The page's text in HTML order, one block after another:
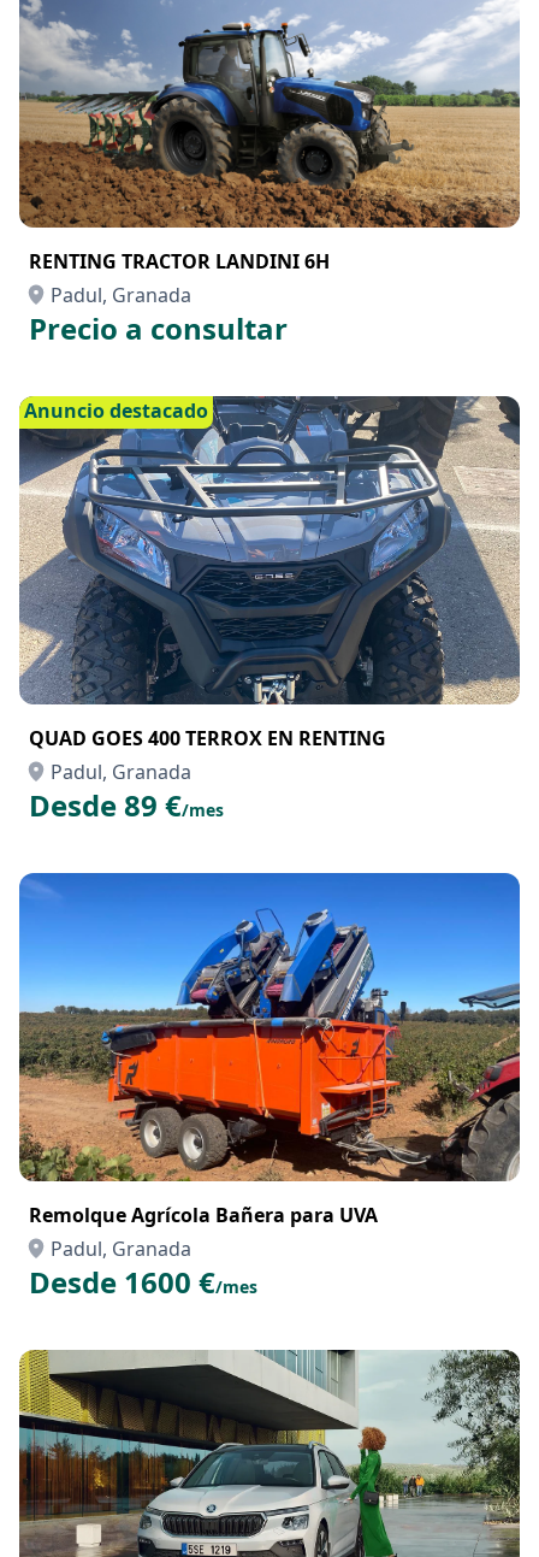
RENTING TRACTOR LANDINI 6H
Padul, Granada
Precio a consultar
Anuncio destacado
QUAD GOES 400 TERROX EN RENTING
Padul, Granada
Desde 89 €/mes
Remolque Agrícola Bañera para UVA
Padul, Granada
Desde 1600 €/mes